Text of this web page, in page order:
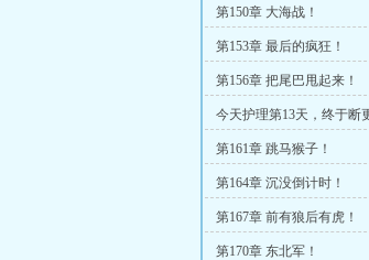
第150章 大海战！
第153章 最后的疯狂！
第156章 把尾巴甩起来！
今天护理第13天，终于断
第161章 跳马猴子！
第164章 沉没倒计时！
第167章 前有狼后有虎！
第170章 东北军！